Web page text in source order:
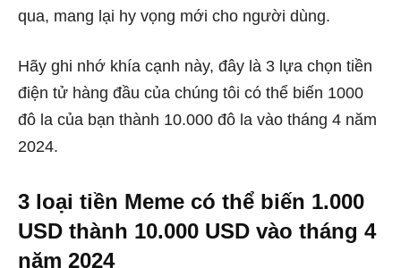
qua, mang lại hy vọng mới cho người dùng.
Hãy ghi nhớ khía cạnh này, đây là 3 lựa chọn tiền
điện tử hàng đầu của chúng tôi có thể biến 1000
đô la của bạn thành 10.000 đô la vào tháng 4 năm
2024.
3 loại tiền Meme có thể biến 1.000
USD thành 10.000 USD vào tháng 4
năm 2024